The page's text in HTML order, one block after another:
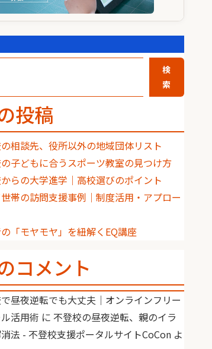
検
索
投稿
相談先、役所以外の地域団体リスト
子どもに合うスポーツ教室の見つけ方
らの大学進学｜高校選びのポイント
帯の訪問支援事例｜制度活用・アプロー
「モヤモヤ」を紐解くEQ講座
コメント
昼夜逆転でも大丈夫｜オンラインフリー
活用術 に 不登校の昼夜逆転、親のイラ
法 - 不登校支援ポータルサイトCoCon よ